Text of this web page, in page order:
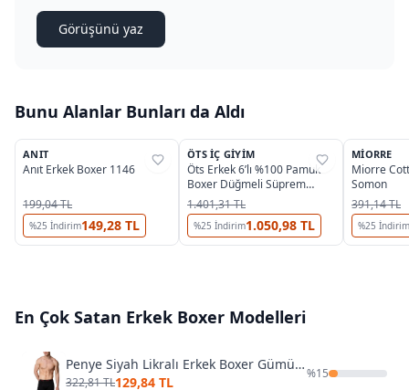
Görüşünü yaz
Bunu Alanlar Bunları da Aldı
%31
ANIT
Anıt Erkek Boxer 1146
199,04 TL
%25 İndirim149,28 TL
%37
ÖTS İÇ GIYIM
Öts Erkek 6’lı %100 Pamuk
Boxer Düğmeli Süprem
Kumaş Ekstra Konforlu Kalıp
(2655-6) - 6 ADET
1.401,31 TL
%25 İndirim1.050,98 TL
%40
MIORRE
Miorre
Somon
391,14 TL
%25 İndirim
En Çok Satan Erkek Boxer Modelleri
Penye Siyah Likralı Erkek Boxer Gümüş 3074
322,81 TL129,84 TL
%15